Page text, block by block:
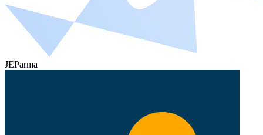
JEParma